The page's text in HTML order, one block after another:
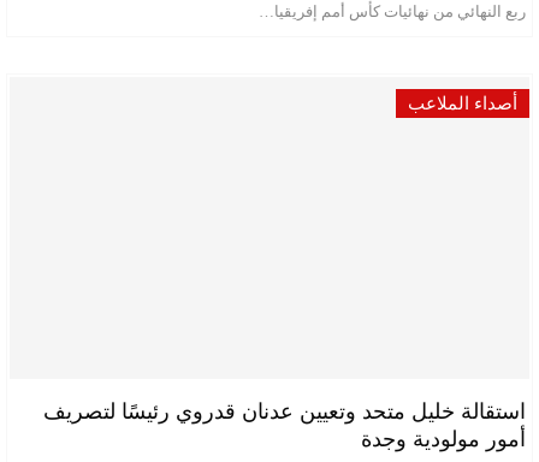
ربع النهائي من نهائيات كأس أمم إفريقيا…
أصداء الملاعب
استقالة خليل متحد وتعيين عدنان قدروي رئيسًا لتصريف
أمور مولودية وجدة